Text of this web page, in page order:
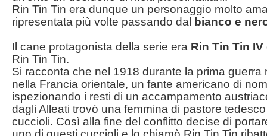
Rin Tin Tin era dunque un personaggio molto
ripresentata più volte passando dal bianco e
Il cane protagonista della serie era Rin Tin Tin IV
Rin Tin Tin.
Si racconta che nel 1918 durante la prima
nella Francia orientale, un fante americano di
ispezionando i resti di un accampamento
dagli Alleati trovò una femmina di pastore
cuccioli. Così alla fine del conflitto decise di